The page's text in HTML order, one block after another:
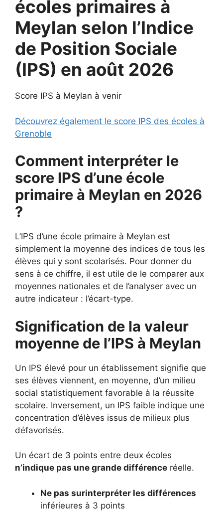
écoles primaires à
Meylan selon l’Indice
de Position Sociale
(IPS) en août 2026
Score IPS à Meylan à venir
Découvrez également le score IPS des écoles à
Grenoble
Comment interpréter le
score IPS d’une école
primaire à Meylan en 2026
?
L’IPS d’une école primaire à Meylan est
simplement la moyenne des indices de tous les
élèves qui y sont scolarisés. Pour donner du
sens à ce chiffre, il est utile de le comparer aux
moyennes nationales et de l’analyser avec un
autre indicateur : l’écart-type.
Signification de la valeur
moyenne de l’IPS à Meylan
Un IPS élevé pour un établissement signifie que
ses élèves viennent, en moyenne, d’un milieu
social statistiquement favorable à la réussite
scolaire. Inversement, un IPS faible indique une
concentration d’élèves issus de milieux plus
défavorisés.
Un écart de 3 points entre deux écoles
n’indique pas une grande différence réelle.
Ne pas surinterpréter les différences
inférieures à 3 points